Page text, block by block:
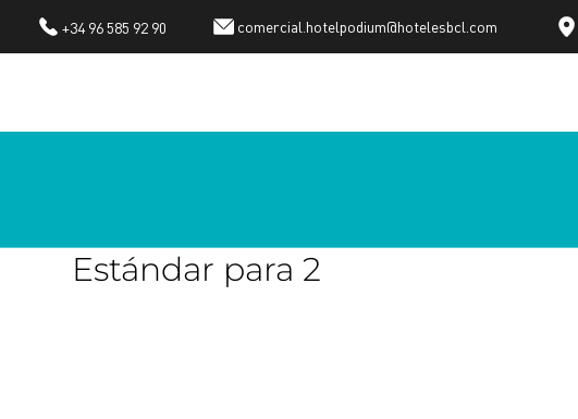
+34 96 585 92 90 comercial.hotelpodium@hotelesbcl.com
Estándar para 2